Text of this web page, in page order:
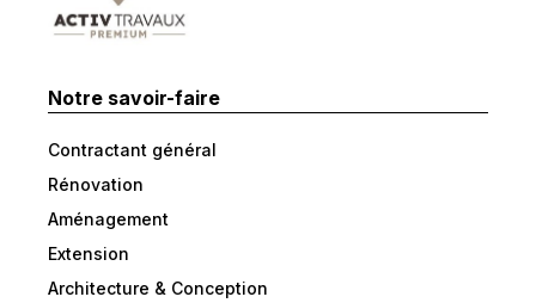
Notre savoir-faire
Contractant général
Rénovation
Aménagement
Extension
Architecture & Conception